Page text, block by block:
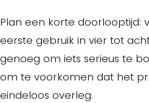
Plan een korte doorlooptijd:
eerste gebruik in vier tot
genoeg om iets serieus te
om te voorkomen dat het
eindeloos overleg.